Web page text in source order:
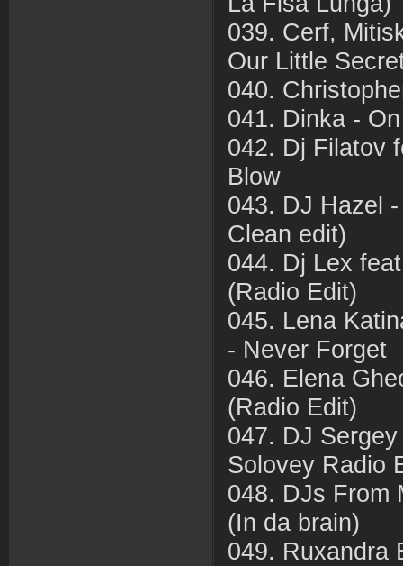
039. Cerf,
Our Little
040.
041. Dinka -
042. Dj Filatov
Blow
043. DJ Hazel
Clean edit)
044. Dj Lex
(Radio Edit)
045. Lena
- Never Forget
046. Elena
(Radio Edit)
047. DJ
Solovey Radio
048. DJs From
(In da brain)
049. Ruxandra